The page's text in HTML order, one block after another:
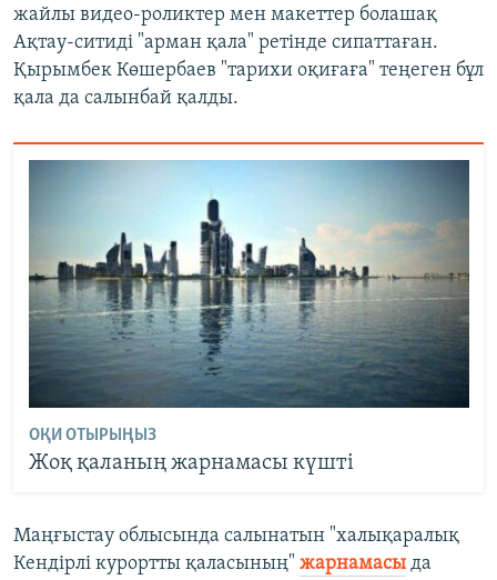
жайлы видео-роликтер мен макеттер болашақ
Ақтау-ситиді "арман қала" ретінде сипаттаған.
Қырымбек Көшербаев "тарихи оқиғаға" теңеген бұл
қала да салынбай қалды.
ОҚИ ОТЫРЫҢЫЗ
Жоқ қаланың жарнамасы күшті
Маңғыстау облысында салынатын "халықаралық
Кендірлі курортты қаласының" жарнамасы да